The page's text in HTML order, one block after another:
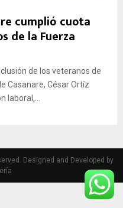
cumplió cuota
de la Fuerza
de los veteranos de
Casanare, César Ortíz
laboral,...
Designed and Developed by